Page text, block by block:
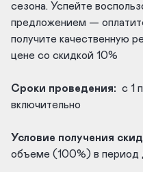
сезона. Успейте
предложением —
получите качественную
цене со скидкой 10%
Сроки проведения: с 1
включительно
Условие получения
объеме (100%) в период